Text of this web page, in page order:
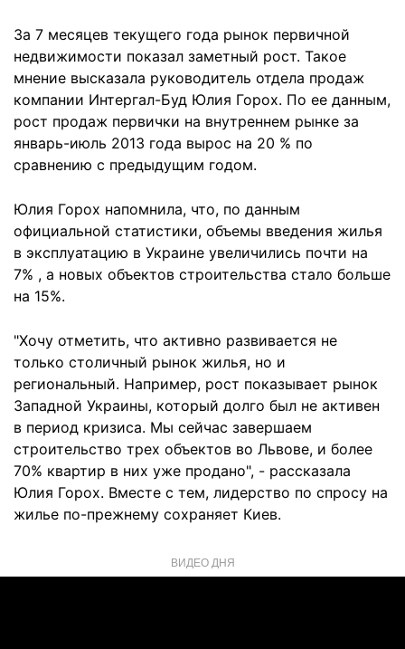
За 7 месяцев текущего года рынок первичной
недвижимости показал заметный рост. Такое
мнение высказала руководитель отдела продаж
компании Интергал-Буд Юлия Горох. По ее данным,
рост продаж первички на внутреннем рынке за
январь-июль 2013 года вырос на 20 % по
сравнению с предыдущим годом.
Юлия Горох напомнила, что, по данным
официальной статистики, объемы введения жилья
в эксплуатацию в Украине увеличились почти на
7% , а новых объектов строительства стало больше
на 15%.
"Хочу отметить, что активно развивается не
только столичный рынок жилья, но и
региональный. Например, рост показывает рынок
Западной Украины, который долго был не активен
в период кризиса. Мы сейчас завершаем
строительство трех объектов во Львове, и более
70% квартир в них уже продано", - рассказала
Юлия Горох. Вместе с тем, лидерство по спросу на
жилье по-прежнему сохраняет Киев.
ВИДЕО ДНЯ